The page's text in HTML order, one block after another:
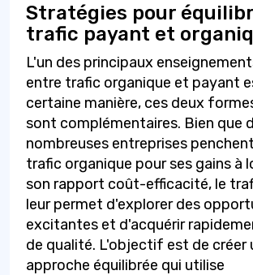
Stratégies pour
trafic payant et
L'un des principaux
entre trafic organique et payant
certaine manière, ces deux
sont complémentaires. Bien que
nombreuses entreprises
trafic organique pour ses gains à
son rapport coût-efficacité, le
leur permet d'explorer des
excitantes et d'acquérir
de qualité. L'objectif est de créer
approche équilibrée qui utilise